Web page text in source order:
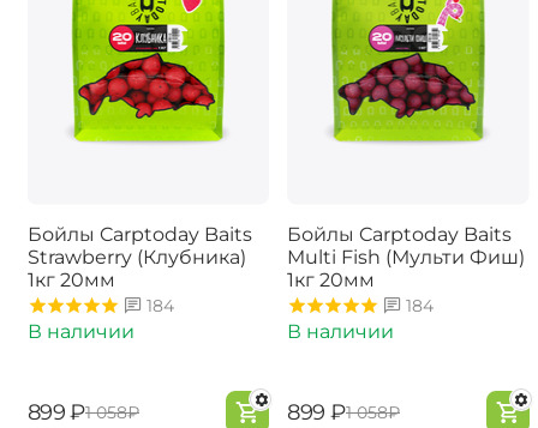
Бойлы Carptoday Baits
Strawberry (Клубника)
1кг 20мм
184
В наличии
‍899‍ ₽‍1 058‍₽
Бойлы Carptoday Baits
Multi Fish (Мульти Фиш)
1кг 20мм
184
В наличии
‍899‍ ₽‍1 058‍₽